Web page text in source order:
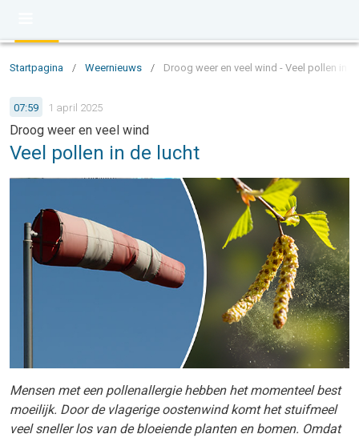
Startpagina / Weernieuws / Droog weer en veel wind - Veel pollen in
07:59 1 april 2025
Droog weer en veel wind
Veel pollen in de lucht
Mensen met een pollenallergie hebben het momenteel best
moeilijk. Door de vlagerige oostenwind komt het stuifmeel
veel sneller los van de bloeiende planten en bomen. Omdat